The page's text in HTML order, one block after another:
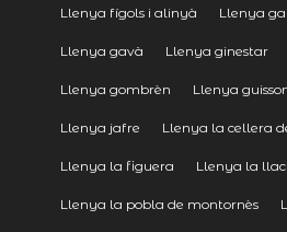
Llenya fígols i alinyà Llenya
Llenya gavà Llenya ginestar
Llenya gombrèn Llenya
Llenya jafre Llenya la cellera
Llenya la figuera Llenya la
Llenya la pobla de montornès